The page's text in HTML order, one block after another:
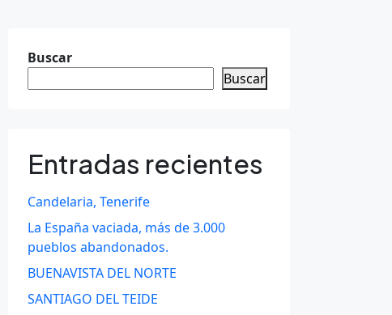
Buscar
Buscar
Entradas recientes
Candelaria, Tenerife
La España vaciada, más de 3.000
pueblos abandonados.
BUENAVISTA DEL NORTE
SANTIAGO DEL TEIDE